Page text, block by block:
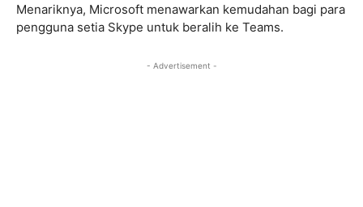
Menariknya, Microsoft menawarkan kemudahan bagi para
pengguna setia Skype untuk beralih ke Teams.
- Advertisement -